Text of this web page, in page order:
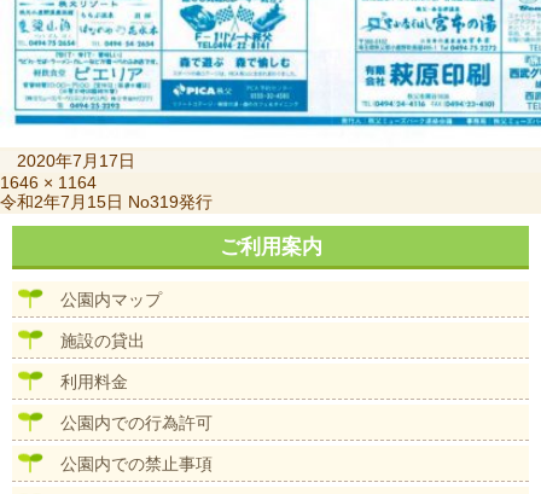
稿
日:
2020年7月17日
フ
ル
サ
ズ
1646 × 1164
投
稿
ビ
令和2年7月15日 No319発行
ご利用案内
公園内マップ
施設の貸出
利用料金
公園内での行為許可
公園内での禁止事項